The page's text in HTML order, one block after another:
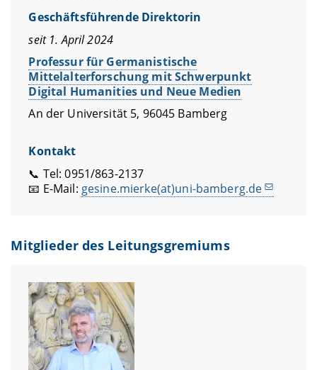
Geschäftsführende Direktorin
seit 1. April 2024
Professur für Germanistische
Mittelalterforschung mit Schwerpunkt
Digital Humanities und Neue Medien
An der Universität 5, 96045 Bamberg
Kontakt
📞 Tel: 0951/863-2137
📧 E-Mail: gesine.mierke(at)uni-bamberg.de
Mitglieder des Leitungsgremiums